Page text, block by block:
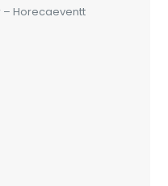
– Horecaeventt